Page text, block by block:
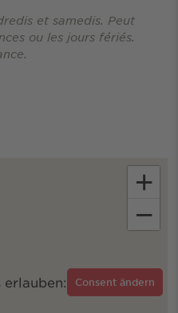
et samedis. Peut
ou les jours fériés.
erlauben: Consent ändern
+
−